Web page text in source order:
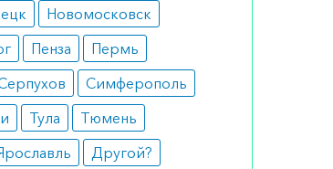
Новомосковск
Пенза
Пермь
Симферополь
Тула
Тюмень
Другой?